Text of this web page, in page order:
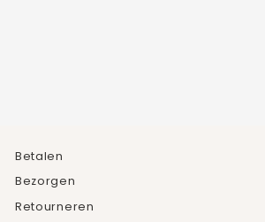
Betalen
Bezorgen
Retourneren